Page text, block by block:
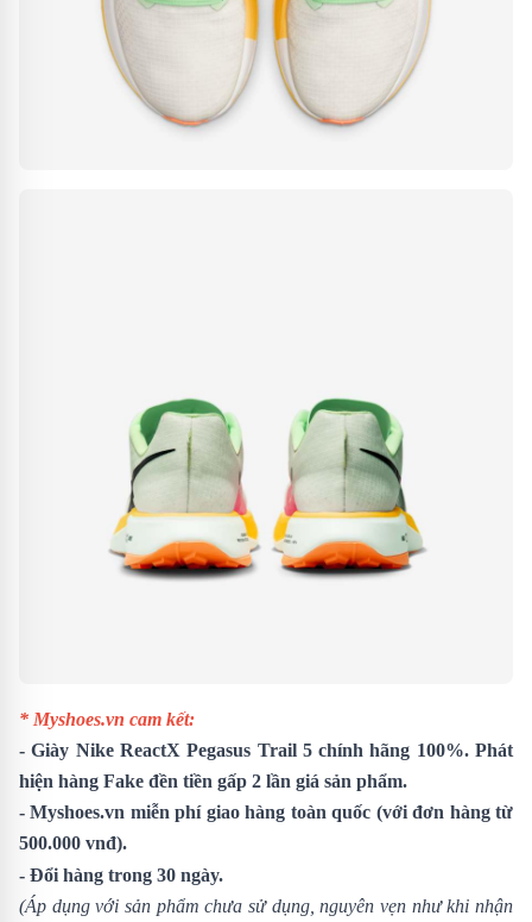
* Myshoes.vn cam kết:
-Giày Nike ReactX Pegasus Trail 5chính hãng 100%. Phát
hiện hàng Fake đền tiền gấp 2 lần giá sản phẩm.
- Myshoes.vn miễn phí giao hàng toàn quốc (với đơn hàng từ
500.000 vnđ).
- Đổi hàng trong 30 ngày.
(Áp dụng với sản phẩm chưa sử dụng, nguyên vẹn như khi nhận